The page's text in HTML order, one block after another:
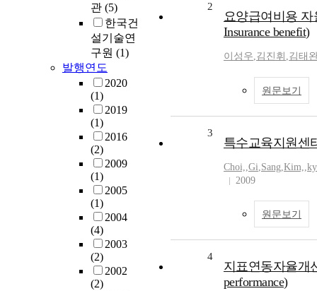
관 (5)
한국건
설기술연
구원 (1)
발행연도
2020
(1)
2019
(1)
2016
(2)
2009
(1)
2005
(1)
2004
(4)
2003
(2)
2002
(2)
2
요양급여비용 자
Insurance benefit)
이성우,김진휘 ,김태
원문보기
3
특수교육지원센
Choi,,Gi,Sang,Kim,,
2009
원문보기
4
지표연동자율개
performance)